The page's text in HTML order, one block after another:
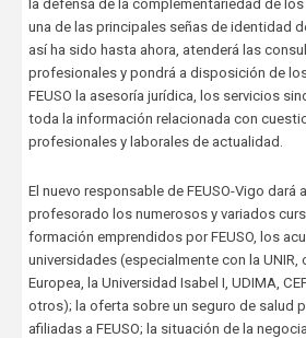
la defensa de la complementariedad de
una de las principales señas de identidad
así ha sido hasta ahora, atenderá las
profesionales y pondrá a disposición de
FEUSO la asesoría jurídica, los servicios
toda la información relacionada con
profesionales y laborales de actualidad.
El nuevo responsable de FEUSO-Vigo dará
profesorado los numerosos y variados
formación emprendidos por FEUSO, los
universidades (especialmente con la UNIR,
Europea, la Universidad Isabel I, UDIMA,
otros); la oferta sobre un seguro de salud
afiliadas a FEUSO; la situación de la